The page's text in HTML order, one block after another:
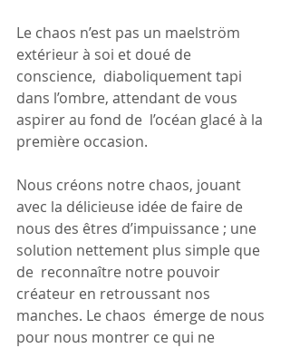
Le chaos n’est pas un maelström
extérieur à soi et doué de
conscience,  diaboliquement tapi
dans l’ombre, attendant de vous
aspirer au fond de  l’océan glacé à la
première occasion.
Nous créons notre chaos, jouant
avec la délicieuse idée de faire de
nous des êtres d’impuissance ; une
solution nettement plus simple que
de  reconnaître notre pouvoir
créateur en retroussant nos
manches. Le chaos  émerge de nous
pour nous montrer ce qui ne